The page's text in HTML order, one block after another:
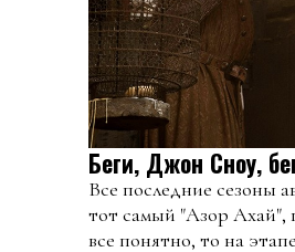
Беги, Джон Сноу,
Все последние сезоны
тот самый "Азор Ахай",
все понятно, то на